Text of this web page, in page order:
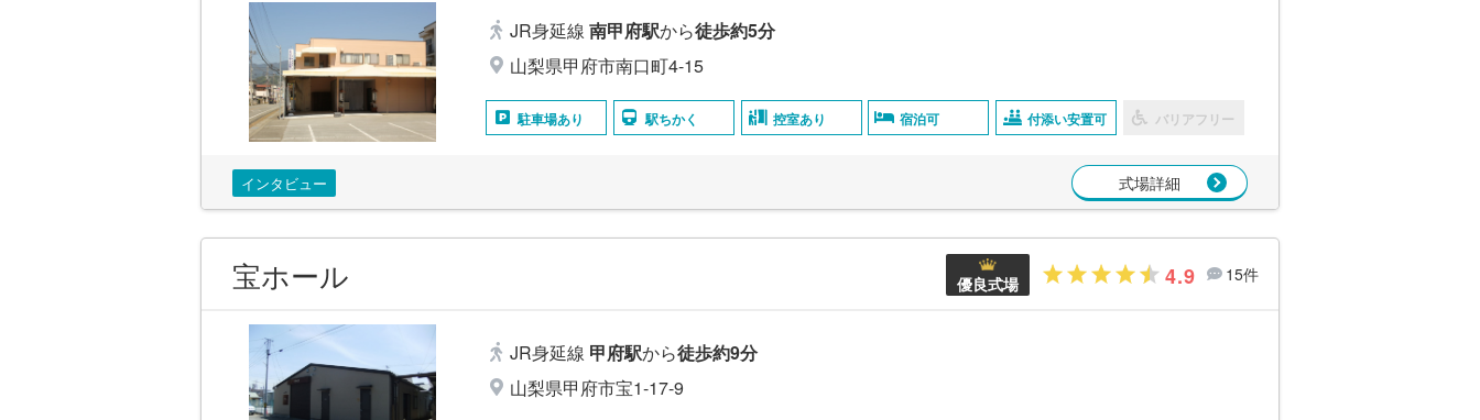
JR身延線 南甲府駅から徒歩約5分
山梨県甲府市南口町4-15
駐車場あり 駅ちかく 控室あり 宿泊可 付添い安置可 バリアフリー
インタビュー 式場詳細
宝ホール 優良式場 4.9 15件
JR身延線 甲府駅から徒歩約9分
山梨県甲府市宝1-17-9